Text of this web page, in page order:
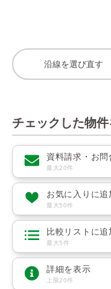
沿線を選び直す
チェックした物
資料請求・お問
最大20件
お気に入りに追
最大50件
比較リストに追
最大5件
詳細を表示
上限20件